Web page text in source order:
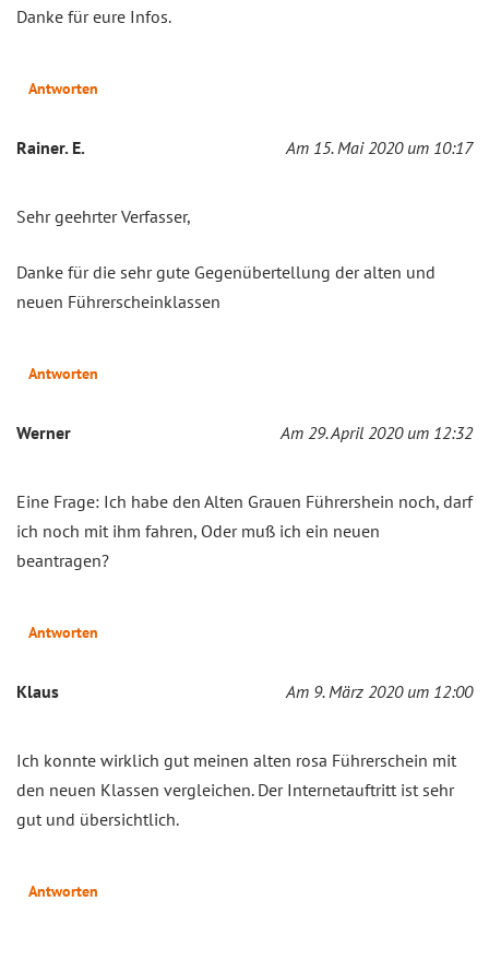
Danke für eure Infos.
Antworten
Rainer. E. Am 15. Mai 2020 um 10:17
Sehr geehrter Verfasser,
Danke für die sehr gute Gegenübertellung der alten und
neuen Führerscheinklassen
Antworten
Werner Am 29. April 2020 um 12:32
Eine Frage: Ich habe den Alten Grauen Führershein noch, darf
ich noch mit ihm fahren, Oder muß ich ein neuen
beantragen?
Antworten
Klaus Am 9. März 2020 um 12:00
Ich konnte wirklich gut meinen alten rosa Führerschein mit
den neuen Klassen vergleichen. Der Internetauftritt ist sehr
gut und übersichtlich.
Antworten